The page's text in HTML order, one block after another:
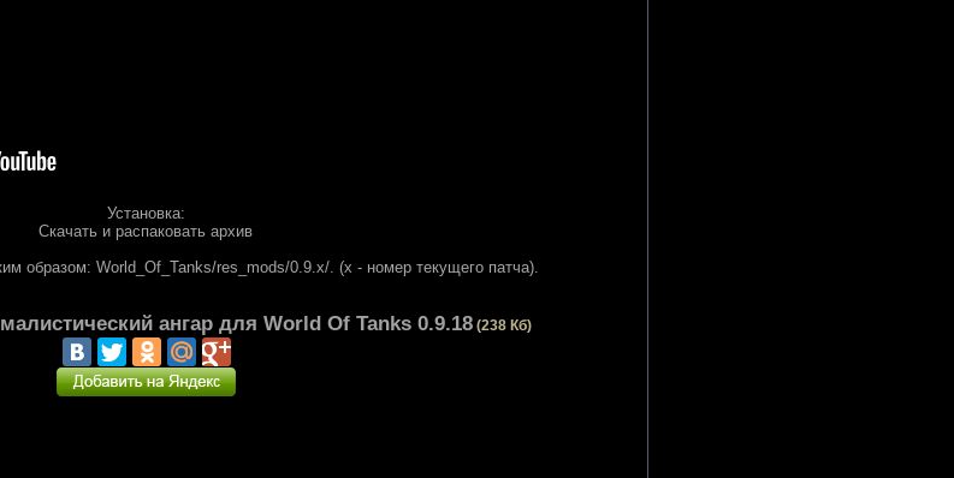
Установка:
Скачать и распаковать архив
образом: World_Of_Tanks/res_mods/0.9.x/. (x - номер текущего патча).
aнгар для World Of Tanks 0.9.18 (238 Кб)